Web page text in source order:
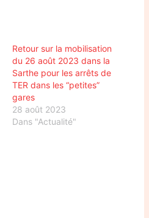
Retour sur la mobilisation
du 26 août 2023 dans la
Sarthe pour les arrêts de
TER dans les “petites”
gares
28 août 2023
Dans "Actualité"